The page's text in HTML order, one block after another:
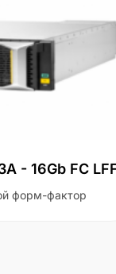
FC LFF
фактор